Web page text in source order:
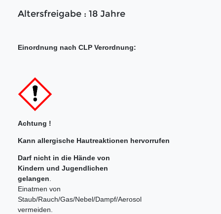
Altersfreigabe : 18 Jahre
Einordnung nach CLP Verordnung:
Achtung !
Kann allergische Hautreaktionen hervorrufen
Darf nicht in die Hände von
Kindern und Jugendlichen
gelangen
Einatmen von
Staub/Rauch/Gas/Nebel/Dampf/Aerosol
vermeiden.